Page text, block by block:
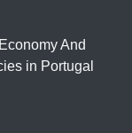
And
in Portugal